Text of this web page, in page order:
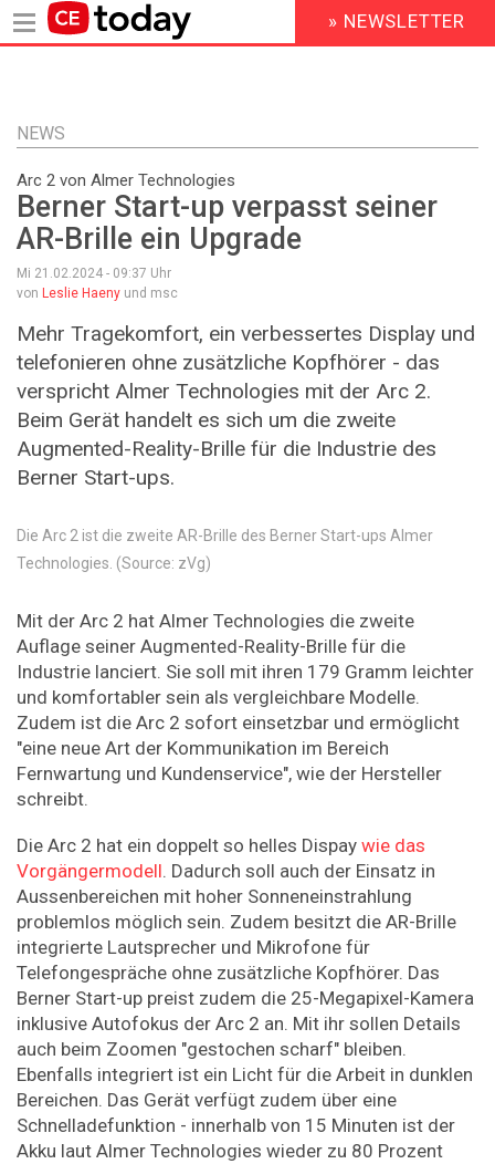
Inhalt
HEADER
MENU
» NEWSLETTER
NEWS
Arc 2 von Almer Technologies
Berner Start-up verpasst seiner
AR-Brille ein Upgrade
Mi 21.02.2024 - 09:37 Uhr
von Leslie Haeny und msc
Mehr Tragekomfort, ein verbessertes Display und
telefonieren ohne zusätzliche Kopfhörer - das
verspricht Almer Technologies mit der Arc 2.
Beim Gerät handelt es sich um die zweite
Augmented-Reality-Brille für die Industrie des
Berner Start-ups.
Die Arc 2 ist die zweite AR-Brille des Berner Start-ups Almer
Technologies. (Source: zVg)
Mit der Arc 2 hat Almer Technologies die zweite
Auflage seiner Augmented-Reality-Brille für die
Industrie lanciert. Sie soll mit ihren 179 Gramm leichter
und komfortabler sein als vergleichbare Modelle.
Zudem ist die Arc 2 sofort einsetzbar und ermöglicht
"eine neue Art der Kommunikation im Bereich
Fernwartung und Kundenservice", wie der Hersteller
schreibt.
Die Arc 2 hat ein doppelt so helles Dispay wie das
Vorgängermodell. Dadurch soll auch der Einsatz in
Aussenbereichen mit hoher Sonneneinstrahlung
problemlos möglich sein. Zudem besitzt die AR-Brille
integrierte Lautsprecher und Mikrofone für
Telefongespräche ohne zusätzliche Kopfhörer. Das
Berner Start-up preist zudem die 25-Megapixel-Kamera
inklusive Autofokus der Arc 2 an. Mit ihr sollen Details
auch beim Zoomen "gestochen scharf" bleiben.
Ebenfalls integriert ist ein Licht für die Arbeit in dunklen
Bereichen. Das Gerät verfügt zudem über eine
Schnelladefunktion - innerhalb von 15 Minuten ist der
Akku laut Almer Technologies wieder zu 80 Prozent